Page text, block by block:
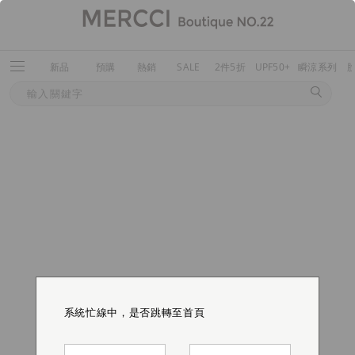
新品 預購 熱銷 SALE 2件5折 UPF50+ 瞬涼系列
系統忙線中，是否跳轉至首頁
系統忙線中，是否跳轉至首頁
系統忙線中，是否跳轉至首頁
系統忙線中，是否跳轉至首頁
系統忙線中，是否跳轉至首頁